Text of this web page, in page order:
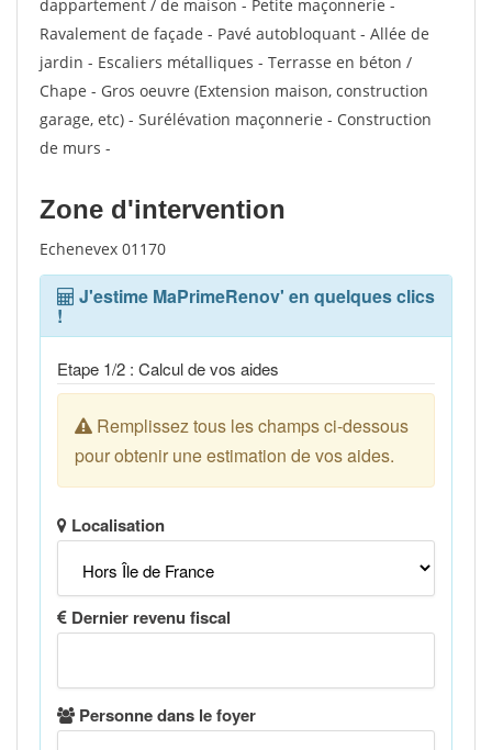
dappartement / de maison - Petite maçonnerie -
Ravalement de façade - Pavé autobloquant - Allée de
jardin - Escaliers métalliques - Terrasse en béton /
Chape - Gros oeuvre (Extension maison, construction
garage, etc) - Surélévation maçonnerie - Construction
de murs -
Zone d'intervention
Echenevex 01170